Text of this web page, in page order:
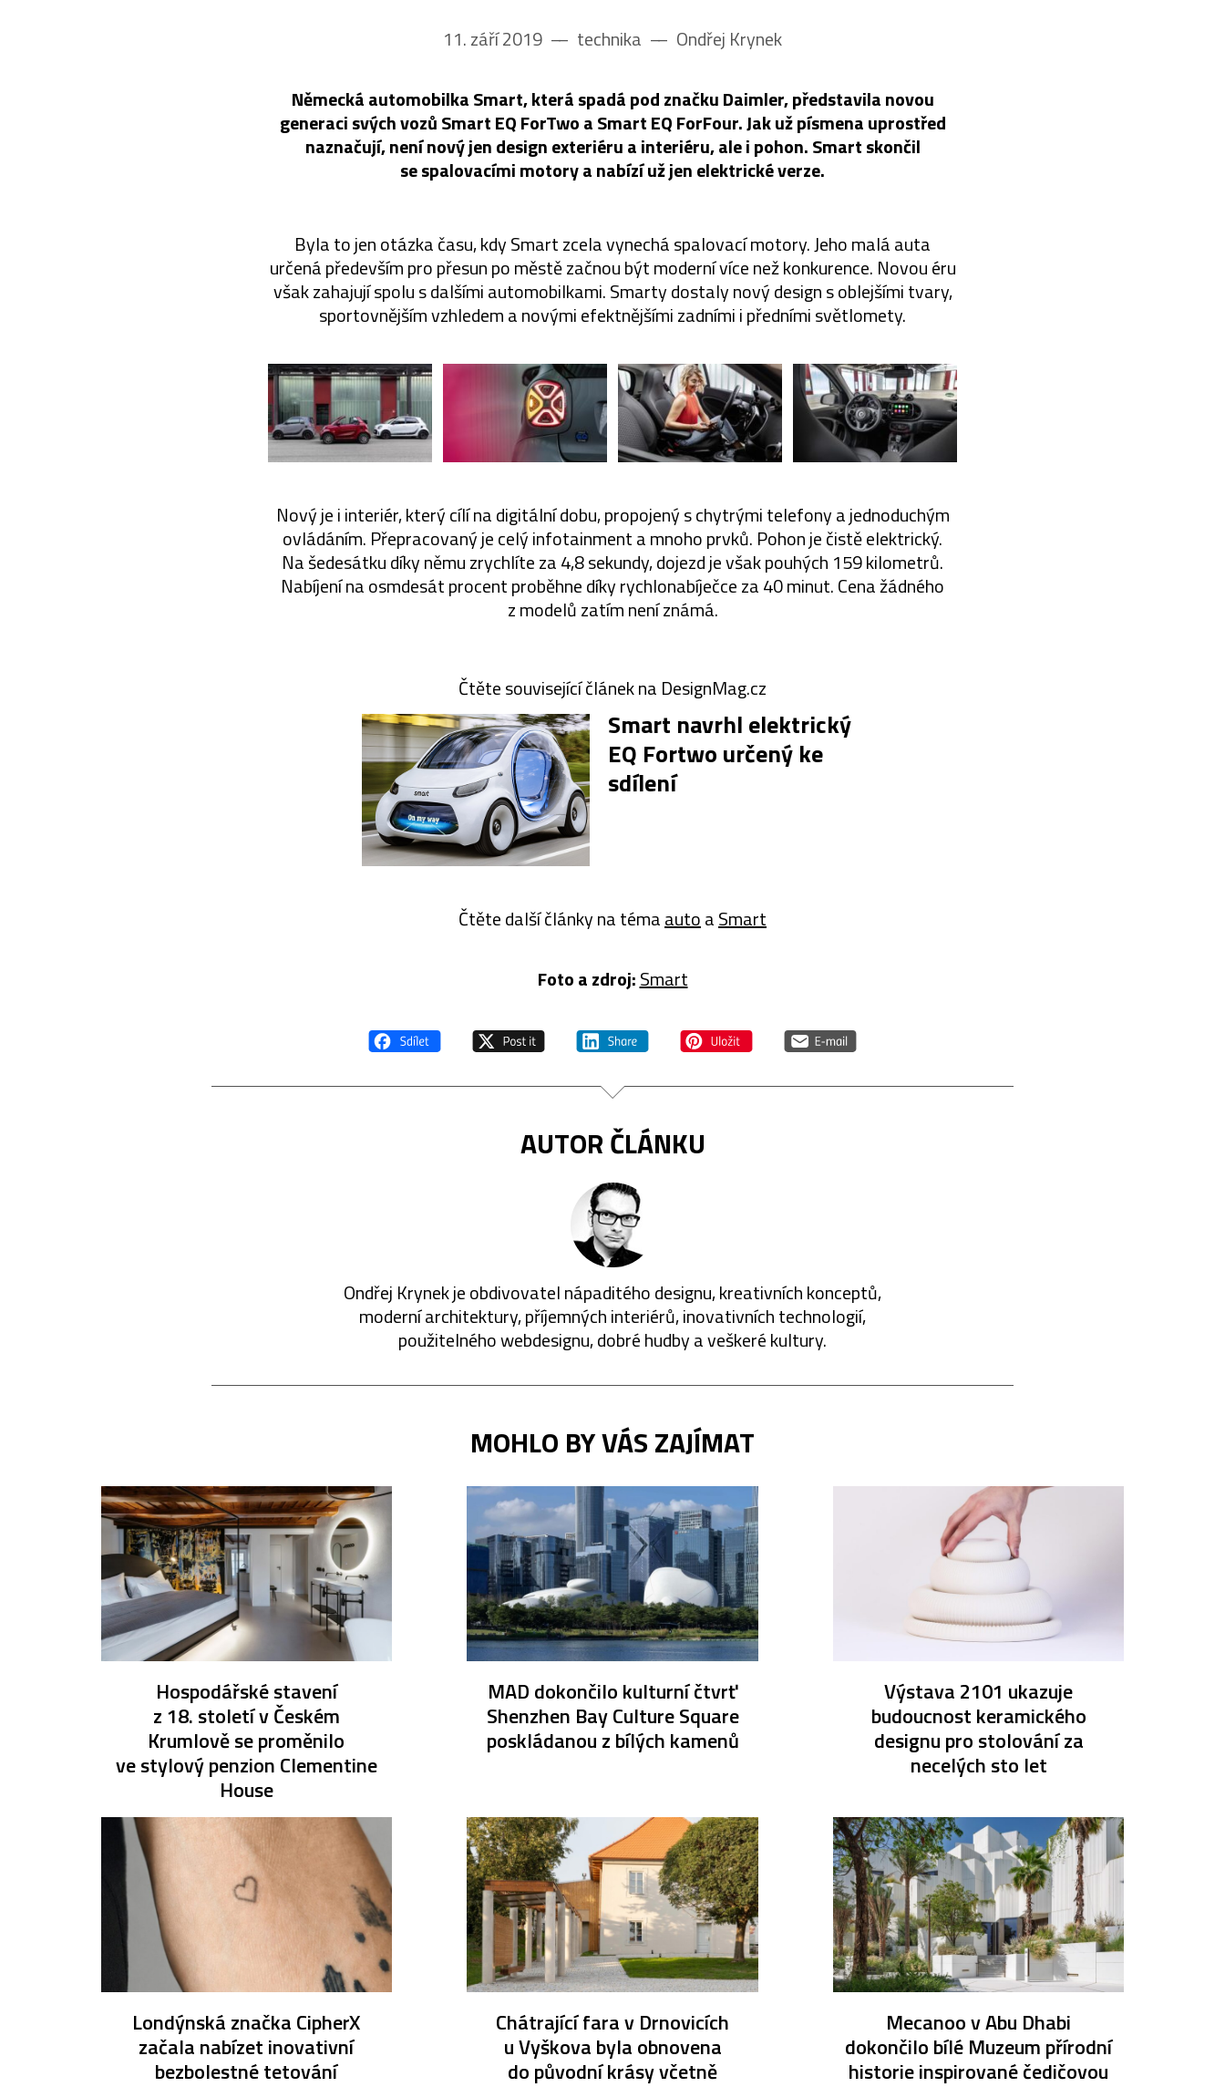
11. září 2019 –– technika –– Ondřej Krynek
Německá automobilka Smart, která spadá pod značku Daimler, představila novou
generaci svých vozů Smart EQ ForTwo a Smart EQ ForFour. Jak už písmena uprostřed
naznačují, není nový jen design exteriéru a interiéru, ale i pohon. Smart skončil
se spalovacími motory a nabízí už jen elektrické verze.
Byla to jen otázka času, kdy Smart zcela vynechá spalovací motory. Jeho malá auta
určená především pro přesun po městě začnou být moderní více než konkurence. Novou éru
však zahajují spolu s dalšími automobilkami. Smarty dostaly nový design s oblejšími tvary,
sportovnějším vzhledem a novými efektnějšími zadními i předními světlomety.
Nový je i interiér, který cílí na digitální dobu, propojený s chytrými telefony a jednoduchým
ovládáním. Přepracovaný je celý infotainment a mnoho prvků. Pohon je čistě elektrický.
Na šedesátku díky němu zrychlíte za 4,8 sekundy, dojezd je však pouhých 159 kilometrů.
Nabíjení na osmdesát procent proběhne díky rychlonabíječce za 40 minut. Cena žádného
z modelů zatím není známá.
Čtěte související článek na DesignMag.cz
Smart navrhl elektrický
EQ Fortwo určený ke
sdílení
Čtěte další články na témaautoaSmart
Foto a zdroj:Smart
AUTOR ČLÁNKU
Ondřej Krynek je obdivovatel nápaditého designu, kreativních konceptů,
moderní architektury, příjemných interiérů, inovativních technologií,
použitelného webdesignu, dobré hudby a veškeré kultury.
MOHLO BY VÁS ZAJÍMAT
Hospodářské stavení
z 18. století v Českém
Krumlově se proměnilo
ve stylový penzion Clementine
House
MAD dokončilo kulturní čtvrť
Shenzhen Bay Culture Square
poskládanou z bílých kamenů
Výstava 2101 ukazuje
budoucnost keramického
designu pro stolování za
necelých sto let
Londýnská značka CipherX
začala nabízet inovativní
bezbolestné tetování
Chátrající fara v Drnovicích
u Vyškova byla obnovena
do původní krásy včetně
Mecanoo v Abu Dhabi
dokončilo bílé Muzeum přírodní
historie inspirované čedičovou